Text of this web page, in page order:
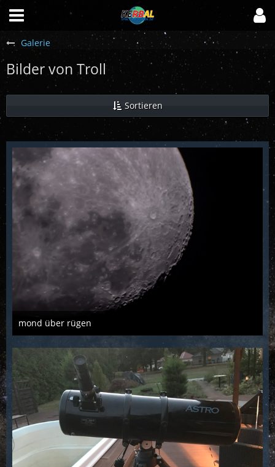
Galerie
Bilder von Troll
Sortieren
mond über rügen
Troll
16. Februar 2019
1.929
3 3